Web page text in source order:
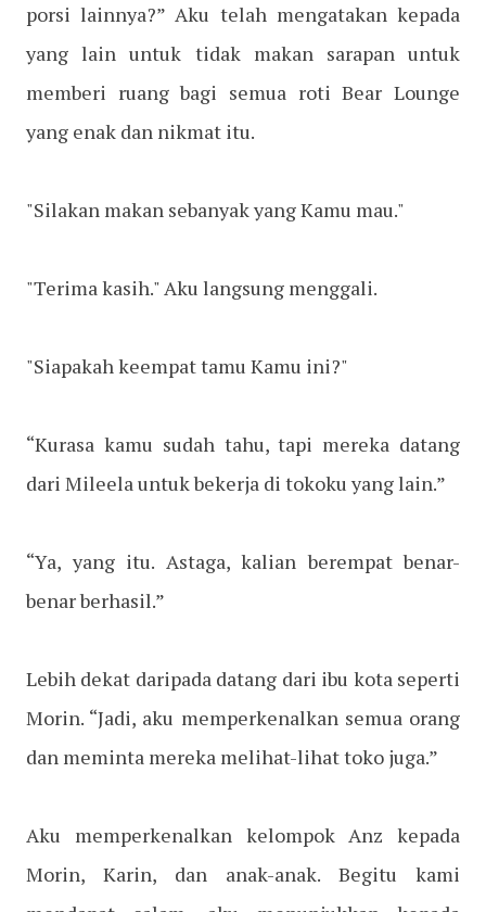
porsi lainnya?” Aku telah mengatakan kepada
yang lain untuk tidak makan sarapan untuk
memberi ruang bagi semua roti Bear Lounge
yang enak dan nikmat itu.
"Silakan makan sebanyak yang Kamu mau."
"Terima kasih." Aku langsung menggali.
"Siapakah keempat tamu Kamu ini?"
“Kurasa kamu sudah tahu, tapi mereka datang
dari Mileela untuk bekerja di tokoku yang lain.”
“Ya, yang itu. Astaga, kalian berempat benar-
benar berhasil.”
Lebih dekat daripada datang dari ibu kota seperti
Morin. “Jadi, aku memperkenalkan semua orang
dan meminta mereka melihat-lihat toko juga.”
Aku memperkenalkan kelompok Anz kepada
Morin, Karin, dan anak-anak. Begitu kami